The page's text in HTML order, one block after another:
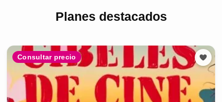
Planes destacados
Consultar precio